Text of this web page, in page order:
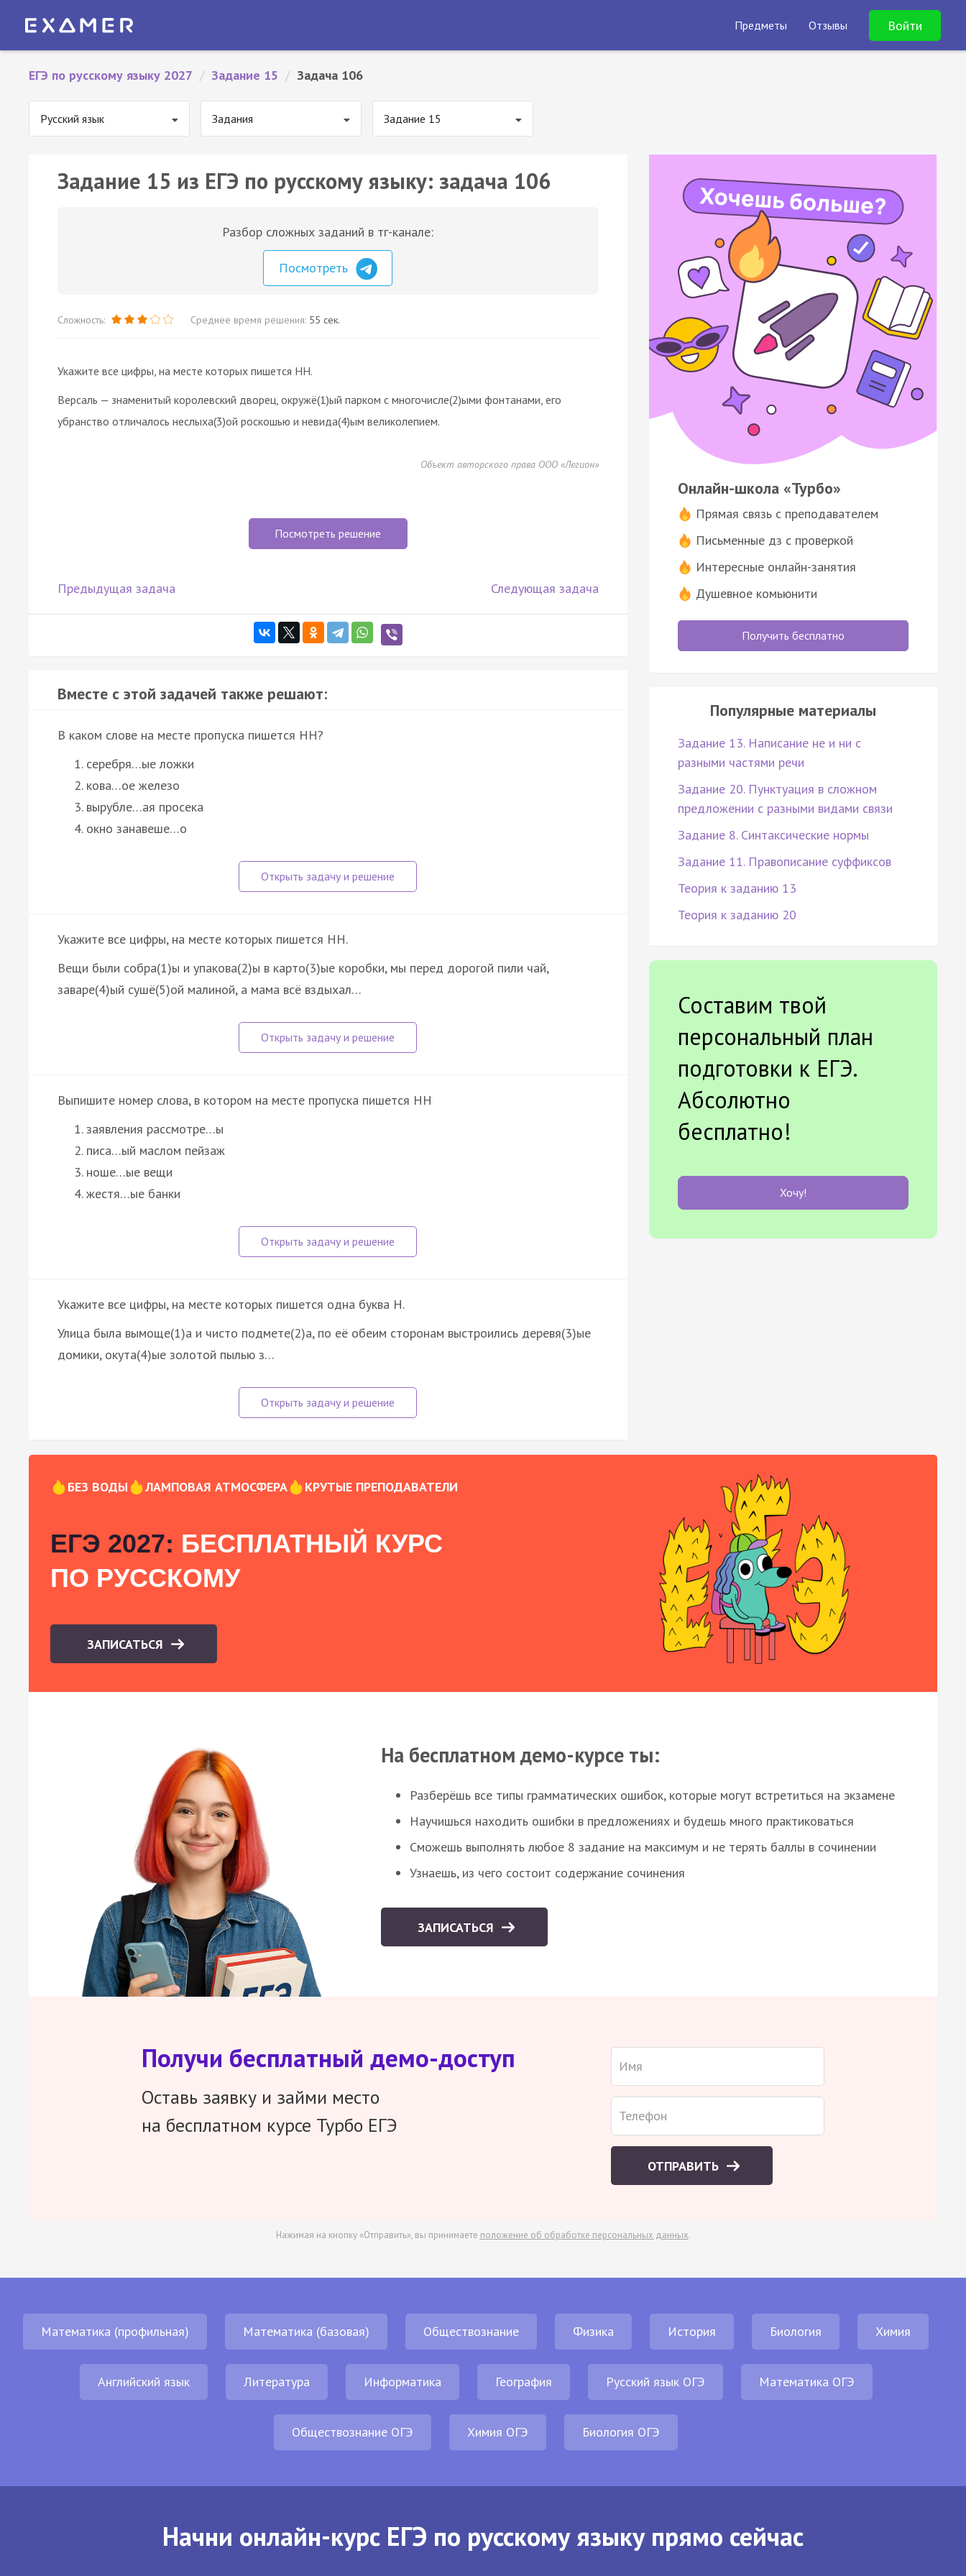
Предметы Отзывы Войти
ЕГЭ по русскому языку 2027 / Задание 15 / Задача 106
Русский язык Задания Задание 15
Задание 15 из ЕГЭ по русскому языку: задача 106
Разбор сложных заданий в тг-канале:
Посмотреть
Сложность: Среднее время решения: 55 сек.
Укажите все цифры, на месте которых пишется НН.
Версаль — знаменитый королевский дворец, окружё(1)ый парком с многочисле(2)ыми фонтанами, его
убранство отличалось неслыха(3)ой роскошью и невида(4)ым великолепием.
Объект авторского права ООО «Легион»
Посмотреть решение
Предыдущая задача Следующая задача
Вместе с этой задачей также решают:
B каком слове на месте пропуска пишется НН?
серебря…ые ложки
кова…ое железо
вырубле…ая просека
окно занавеше…о
Укажите все цифры, на месте которых пишется НН.
Вещи были собра(1)ы и упакова(2)ы в карто(3)ые коробки, мы перед дорогой пили чай,
заваре(4)ый сушё(5)ой малиной, а мама всё вздыхал…
Выпишите номер слова, в котором на месте пропуска пишется НН
заявления рассмотре…ы
писа…ый маслом пейзаж
ноше…ые вещи
жестя…ые банки
Укажите все цифры, на месте которых пишется одна буква Н.
Улица была вымоще(1)а и чисто подмете(2)а, по её обеим сторонам выстроились деревя(3)ые
домики, окута(4)ые золотой пылью з…
Онлайн-школа «Турбо»
Прямая связь с преподавателем
Письменные дз с проверкой
Интересные онлайн-занятия
Душевное комьюнити
Получить бесплатно
Популярные материалы
Задание 13. Написание не и ни с
разными частями речи
Задание 20. Пунктуация в сложном
предложении с разными видами связи
Задание 8. Синтаксические нормы
Задание 11. Правописание суффиксов
Теория к заданию 13
Теория к заданию 20
Составим твой
персональный план
подготовки к ЕГЭ.
Абсолютно
бесплатно!
Хочу!
БЕЗ ВОДЫ ЛАМПОВАЯ АТМОСФЕРА КРУТЫЕ ПРЕПОДАВАТЕЛИ
ЕГЭ 2027: БЕСПЛАТНЫЙ КУРС
ПО РУССКОМУ
ЗАПИСАТЬСЯ
На бесплатном демо-курсе ты:
Разберёшь все типы грамматических ошибок, которые могут встретиться на экзамене
Научишься находить ошибки в предложениях и будешь много практиковаться
Сможешь выполнять любое 8 задание на максимум и не терять баллы в сочинении
Узнаешь, из чего состоит содержание сочинения
ЗАПИСАТЬСЯ
Получи бесплатный демо-доступ
Оставь заявку и займи место
на бесплатном курсе Турбо ЕГЭ
ОТПРАВИТЬ
Нажимая на кнопку «Отправить», вы принимаете положение об обработке персональных данных.
Математика (профильная) Математика (базовая) Обществознание Физика История Биология Химия
Английский язык Литература Информатика География Русский язык ОГЭ Математика ОГЭ
Обществознание ОГЭ Химия ОГЭ Биология ОГЭ
Начни онлайн-курс ЕГЭ по русскому языку прямо сейчас